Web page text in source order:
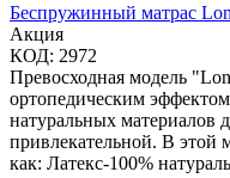
Беспружинный матрас
Aкция
КОД: 2972
Превосходная модель
ортопедическим
натуральных материалов
привлекательной. В этой
как: Латекс-100%